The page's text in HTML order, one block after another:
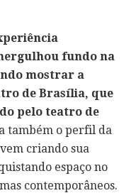
fundo na
mostrar a
de Brasília, que
pelo teatro de
também o perfil da
criando sua
espaço no
contemporâneos.